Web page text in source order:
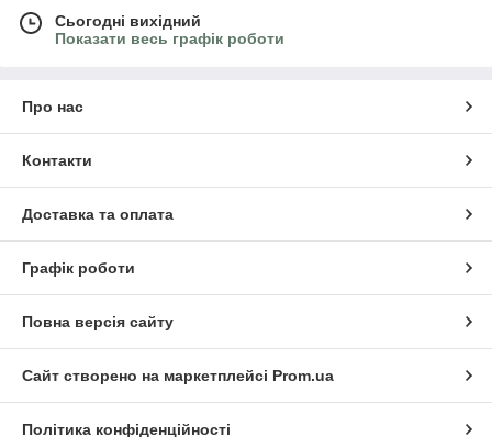
Сьогодні вихідний
Показати весь графік роботи
Про нас
Контакти
Доставка та оплата
Графік роботи
Повна версія сайту
Сайт створено на маркетплейсі Prom.ua
Політика конфіденційності